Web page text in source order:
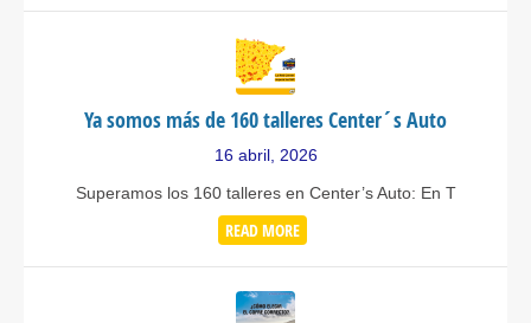
Ya somos más de 160 talleres Center´s Auto
16 abril, 2026
Superamos los 160 talleres en Center’s Auto: En T
READ MORE